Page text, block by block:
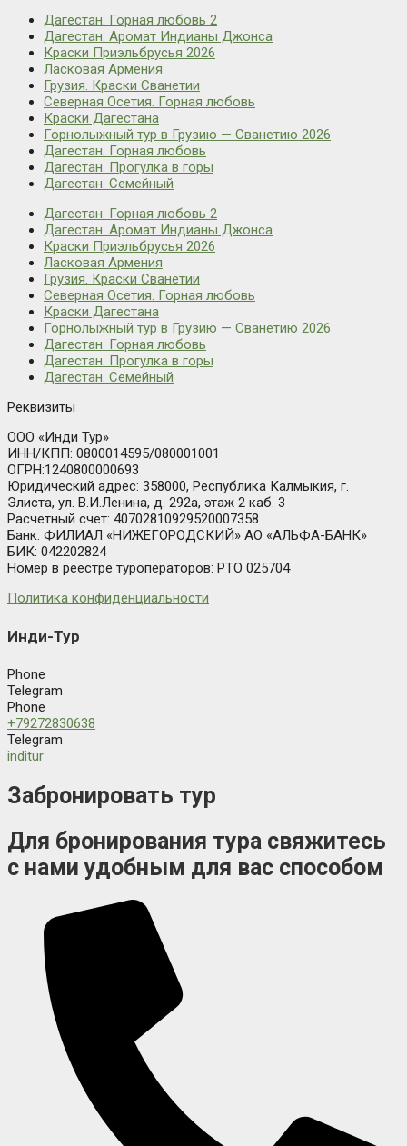
Дагестан. Горная любовь 2
Дагестан. Аромат Индианы Джонса
Краски Приэльбрусья 2026
Ласковая Армения
Грузия. Краски Сванетии
Северная Осетия. Горная любовь
Краски Дагестана
Горнолыжный тур в Грузию — Сванетию 2026
Дагестан. Горная любовь
Дагестан. Прогулка в горы
Дагестан. Семейный
Дагестан. Горная любовь 2
Дагестан. Аромат Индианы Джонса
Краски Приэльбрусья 2026
Ласковая Армения
Грузия. Краски Сванетии
Северная Осетия. Горная любовь
Краски Дагестана
Горнолыжный тур в Грузию — Сванетию 2026
Дагестан. Горная любовь
Дагестан. Прогулка в горы
Дагестан. Семейный
Реквизиты
ООО «Инди Тур»
ИНН/КПП: 0800014595/080001001
ОГРН:1240800000693
Юридический адрес: 358000, Республика Калмыкия, г.
Элиста, ул. В.И.Ленина, д. 292а, этаж 2 каб. 3
Расчетный счет: 40702810929520007358
Банк: ФИЛИАЛ «НИЖЕГОРОДСКИЙ» АО «АЛЬФА-БАНК»
БИК: 042202824
Номер в реестре туроператоров: РТО 025704
Политика конфиденциальности
Инди-Тур
Phone
Telegram
Phone
+79272830638
Telegram
inditur
Забронировать тур
Для бронирования тура свяжитесь
с нами удобным для вас способом